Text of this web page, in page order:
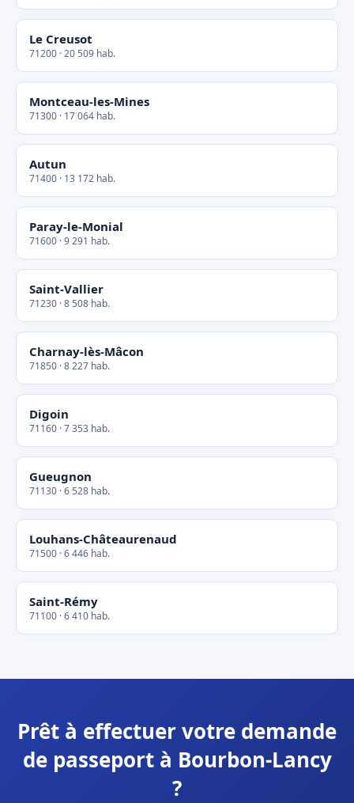
Le Creusot
71200 · 20 509 hab.
Montceau-les-Mines
71300 · 17 064 hab.
Autun
71400 · 13 172 hab.
Paray-le-Monial
71600 · 9 291 hab.
Saint-Vallier
71230 · 8 508 hab.
Charnay-lès-Mâcon
71850 · 8 227 hab.
Digoin
71160 · 7 353 hab.
Gueugnon
71130 · 6 528 hab.
Louhans-Châteaurenaud
71500 · 6 446 hab.
Saint-Rémy
71100 · 6 410 hab.
Prêt à effectuer votre demande
de passeport à Bourbon-Lancy
?